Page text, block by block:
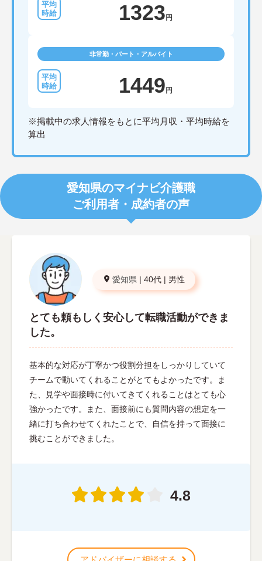
1323 円
非常勤・パート・アルバイト
1449 円
※掲載中の求人情報をもとに平均月収・平均時給を
算出
愛知県のマイナビ介護職
ご利用者・成約者の声
愛知県 | 40代 | 男性
とても頼もしく安心して転職活動ができま
した。
基本的な対応が丁寧かつ役割分担をしっかりしていて
チームで動いてくれることがとてもよかったです。ま
た、見学や面接時に付いてきてくれることはとても心
強かったです。また、面接前にも質問内容の想定を一
緒に打ち合わせてくれたことで、自信を持って面接に
挑むことができました。
4.8